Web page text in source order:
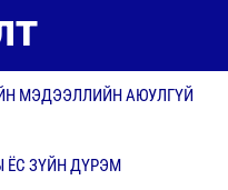
МЭДЭЭЛЛИЙН АЮУЛГҮЙ
ЁС ЗҮЙН ДҮРЭМ